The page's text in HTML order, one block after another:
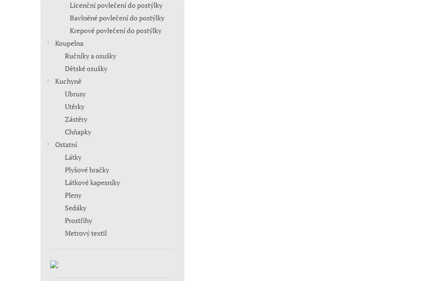
Licenční povlečení do postýlky
Bavlněné povlečení do postýlky
Krepové povlečení do postýlky
Koupelna
Ručníky a osušky
Dětské osušky
Kuchyně
Ubrusy
Utěrky
Zástěry
Chňapky
Ostatní
Látky
Plyšové hračky
Látkové kapesníky
Pleny
Sedáky
Prostřihy
Metrový textil